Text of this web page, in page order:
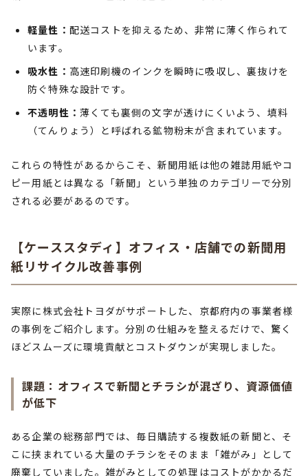
軽量性： 配送コストを抑えるため、非常に薄く作られて
います。
吸水性： 高速印刷機のインクを瞬時に吸収し、裏抜けを
防ぐ特殊な設計です。
不透明性： 薄くても裏側の文字が透けにくいよう、填料
（てんりょう）と呼ばれる鉱物粉末が含まれています。
これらの特性があるからこそ、新聞用紙は他の雑誌用紙やコ
ピー用紙とは異なる「新聞」という単独のカテゴリーで分別
される必要があるのです。
【ケーススタディ】オフィス・店舗での新聞用
紙リサイクル改善事例
実際に株式会社トヨダがサポートした、京都府内の事業者様
の事例をご紹介します。分別の仕組みを整えるだけで、驚く
ほどスムーズに環境貢献とコストダウンが実現しました。
課題：オフィスで新聞とチラシが混ざり、資源価値
が低下
ある企業の総務部門では、毎日購読する複数紙の新聞と、そ
こに挟まれている大量のチラシをそのまま「雑がみ」として
廃棄していました。雑がみとしての処理はコストがかかるだ